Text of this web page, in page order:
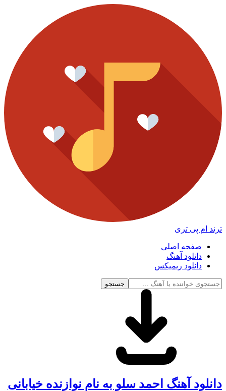
ترند ام پی تری
صفحه اصلی
دانلود آهنگ
دانلود ریمیکس
جستجو
دانلود آهنگ احمد سلو به نام نوازنده خیابانی